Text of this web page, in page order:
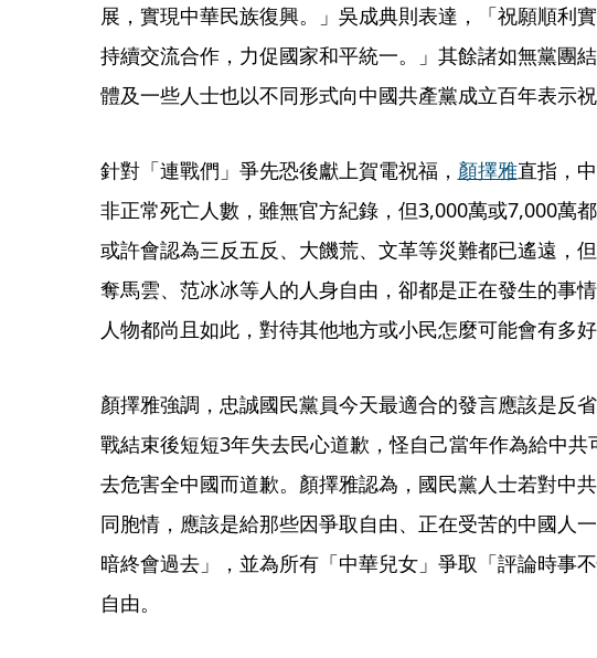
展，實現中華民族復興。」吳成典則表達，「祝願順利
持續交流合作，力促國家和平統一。」其餘諸如無黨團
體及一些人士也以不同形式向中國共產黨成立百年表示祝
針對「連戰們」爭先恐後獻上賀電祝福， 顏擇雅直指，
非正常死亡人數，雖無官方紀錄，但3,000萬或7,000萬
或許會認為三反五反、大饑荒、文革等災難都已遙遠，
奪馬雲、范冰冰等人的人身自由，卻都是正在發生的事
人物都尚且如此，對待其他地方或小民怎麼可能會有多好
顏擇雅強調，忠誠國民黨員今天最適合的發言應該是反
戰結束後短短3年失去民心道歉，怪自己當年作為給中共
去危害全中國而道歉。顏擇雅認為，國民黨人士若對中
同胞情，應該是給那些因爭取自由、正在受苦的中國人
暗終會過去」，並為所有「中華兒女」爭取「評論時事
自由。